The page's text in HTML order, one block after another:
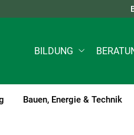
BILDUNG
Bauen, Energie & Technik